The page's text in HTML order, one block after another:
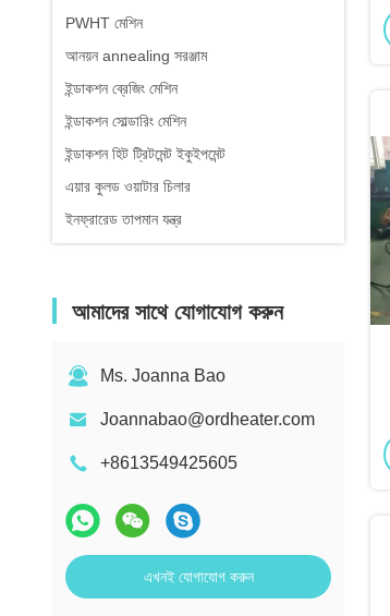
PWHT মেশিন
আনয়ন annealing সরঞ্জাম
ইন্ডাকশন ব্রেজিং মেশিন
ইন্ডাকশন সোল্ডারিং মেশিন
ইন্ডাকশন হিট ট্রিটমেন্ট ইকুইপমেন্ট
এয়ার কুলড ওয়াটার চিলার
ইনফ্রারেড তাপমান যন্ত্র
আমাদের সাথে যোগাযোগ করুন
Ms. Joanna Bao
Joannabao@ordheater.com
+8613549425605
এখনই যোগাযোগ করুন